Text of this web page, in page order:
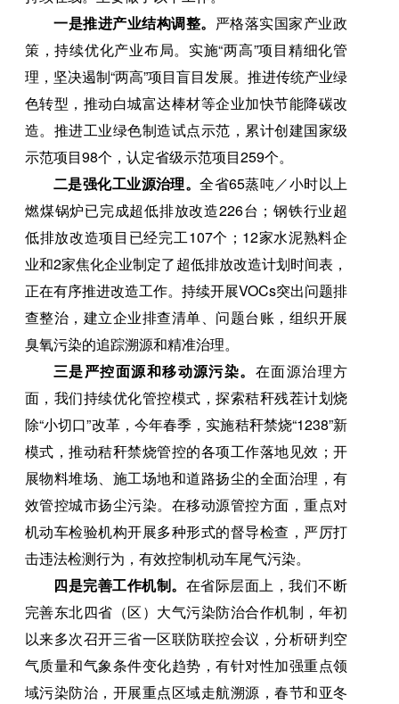
一是推进产业结构调整。 严格落实国家产业政
策，持续优化产业布局。实施“两高”项目精细化管
理，坚决遏制“两高”项目盲目发展。推进传统产业绿
色转型，推动白城富达棒材等企业加快节能降碳改
造。推进工业绿色制造试点示范，累计创建国家级
示范项目98个，认定省级示范项目259个。
二是强化工业源治理。全省65蒸吨／小时以上
燃煤锅炉已完成超低排放改造226台；钢铁行业超
低排放改造项目已经完工107个；12家水泥熟料企
业和2家焦化企业制定了超低排放改造计划时间表，
正在有序推进改造工作。持续开展VOCs突出问题排
查整治，建立企业排查清单、问题台账，组织开展
臭氧污染的追踪溯源和精准治理。
三是严控面源和移动源污染。 在面源治理方
面，我们持续优化管控模式，探索秸秆残茬计划烧
除“小切口”改革，今年春季，实施秸秆禁烧“1238”新
模式，推动秸秆禁烧管控的各项工作落地见效；开
展物料堆场、施工场地和道路扬尘的全面治理，有
效管控城市扬尘污染。在移动源管控方面，重点对
机动车检验机构开展多种形式的督导检查，严厉打
击违法检测行为，有效控制机动车尾气污染。
四是完善工作机制。 在省际层面上，我们不断
完善东北四省（区）大气污染防治合作机制，年初
以来多次召开三省一区联防联控会议，分析研判空
气质量和气象条件变化趋势，有针对性加强重点领
域污染防治，开展重点区域走航溯源，春节和亚冬